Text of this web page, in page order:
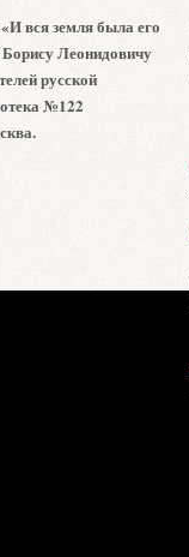
вся земля была его
Леонидовичу
русской
№122